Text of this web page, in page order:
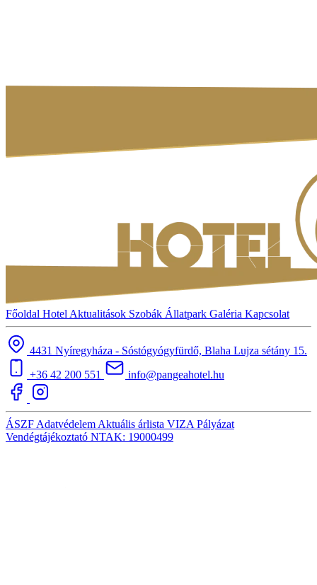
Főoldal Hotel Aktualitások Szobák Állatpark Galéria Kapcsolat
4431 Nyíregyháza - Sóstógyógyfürdő, Blaha Lujza sétány 15.
+36 42 200 551
info@pangeahotel.hu
ÁSZF Adatvédelem Aktuális árlista VIZA Pályázat
Vendégtájékoztató NTAK: 19000499